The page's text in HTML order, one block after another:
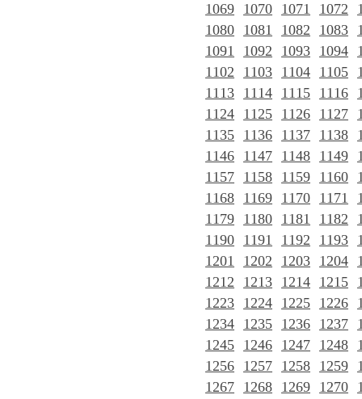
1069 1070 1071 1072
1080 1081 1082 1083
1091
1092 1093 1094
1102
1103 1104 1105
1113 1114 1115 1116
1124 1125 1126 1127
1135 1136 1137 1138
1146 1147 1148 1149
1157 1158 1159 1160
1168 1169 1170 1171
1179 1180 1181 1182
1190 1191 1192 1193
1201
1202 1203 1204
1212
1213 1214 1215
1223 1224 1225 1226
1234 1235 1236 1237
1245 1246 1247 1248
1256 1257 1258 1259
1267 1268 1269 1270